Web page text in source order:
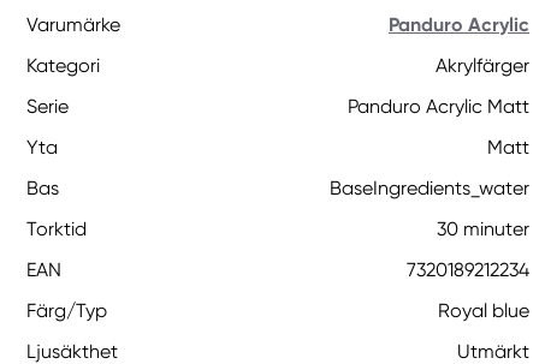
Varumärke
Panduro Acrylic
Kategori
Akrylfärger
Serie
Panduro Acrylic Matt
Yta
Matt
Bas
BaseIngredients_water
Torktid
30 minuter
EAN
7320189212234
Färg/Typ
Royal blue
Ljusäkthet
Utmärkt